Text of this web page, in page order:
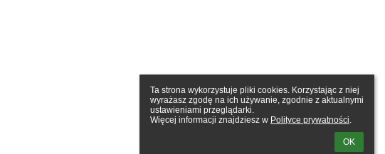
Ta strona wykorzystuje pliki cookies. Korzystając z niej
wyrażasz zgodę na ich używanie, zgodnie z aktualnymi
ustawieniami przeglądarki.
Więcej informacji znajdziesz w Polityce prywatności.
OK